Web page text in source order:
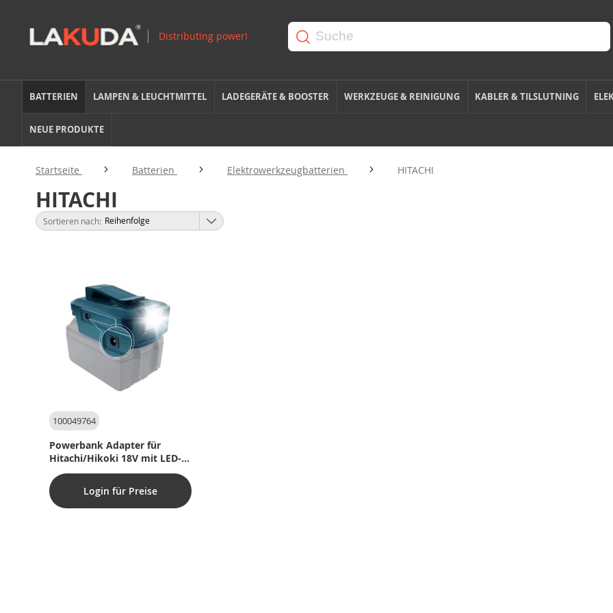
BATTERIEN LAMPEN & LEUCHTMITTEL LADEGERÄTE & BOOSTER WERKZEUGE & REINIGUNG KABLER & TILSLUTNING
NEUE PRODUKTE
Startseite Batterien Elektrowerkzeugbatterien HITACHI
HITACHI
Sortieren nach
100049764
Powerbank Adapter für
Hitachi/Hikoki 18V mit LED-
Licht und USB-C
Login für Preise